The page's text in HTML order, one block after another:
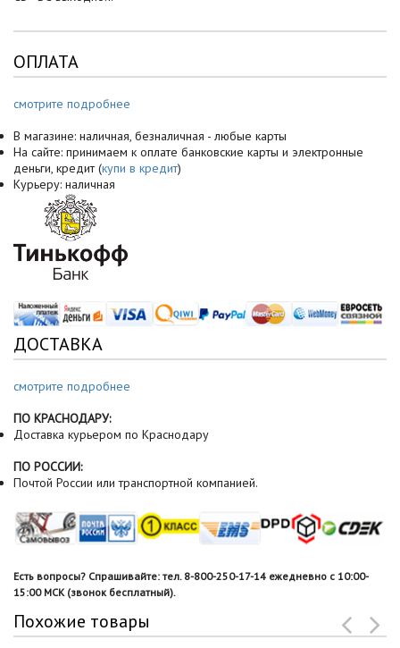
ОПЛАТА
смотрите подробнее
В магазине: наличная, безналичная - любые карты
На сайте: принимаем к оплате банковские карты и электронные
деньги, кредит (купи в кредит)
Курьеру: наличная
ДОСТАВКА
смотрите подробнее
ПО КРАСНОДАРУ:
Доставка курьером по Краснодару
ПО РОССИИ:
Почтой России или транспортной компанией.
Есть вопросы? Спрашивайте: тел. 8-800-250-17-14 ежедневно с 10:00-
15:00 МСК (звонок бесплатный).
Похожие товары